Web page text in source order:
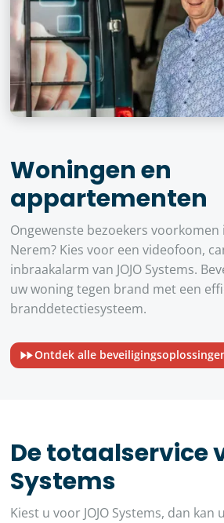
Woningen en
appartementen
Ongewenste bezoekers
Nerem? Kies voor een videofoon,
inbraakalarm van JOJO Systems.
uw woning tegen brand met een
branddetectiesysteem.
Ontdek alle
De totaalservice
Systems
Kiest u voor JOJO Systems, dan kan